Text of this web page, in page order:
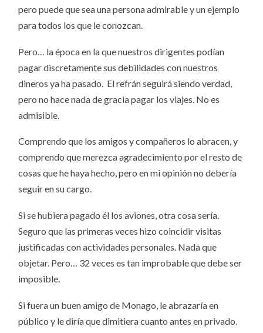
pero puede que sea una persona admirable y un ejemplo
para todos los que le conozcan.
Pero… la época en la que nuestros dirigentes podían
pagar discretamente sus debilidades con nuestros
dineros ya ha pasado. El refrán seguirá siendo verdad,
pero no hace nada de gracia pagar los viajes. No es
admisible.
Comprendo que los amigos y compañeros lo abracen, y
comprendo que merezca agradecimiento por el resto de
cosas que he haya hecho, pero en mi opinión no debería
seguir en su cargo.
Si se hubiera pagado él los aviones, otra cosa sería.
Seguro que las primeras veces hizo coincidir visitas
justificadas con actividades personales. Nada que
objetar. Pero… 32 veces es tan improbable que debe ser
imposible.
Si fuera un buen amigo de Monago, le abrazaría en
público y le diría que dimitiera cuanto antes en privado.